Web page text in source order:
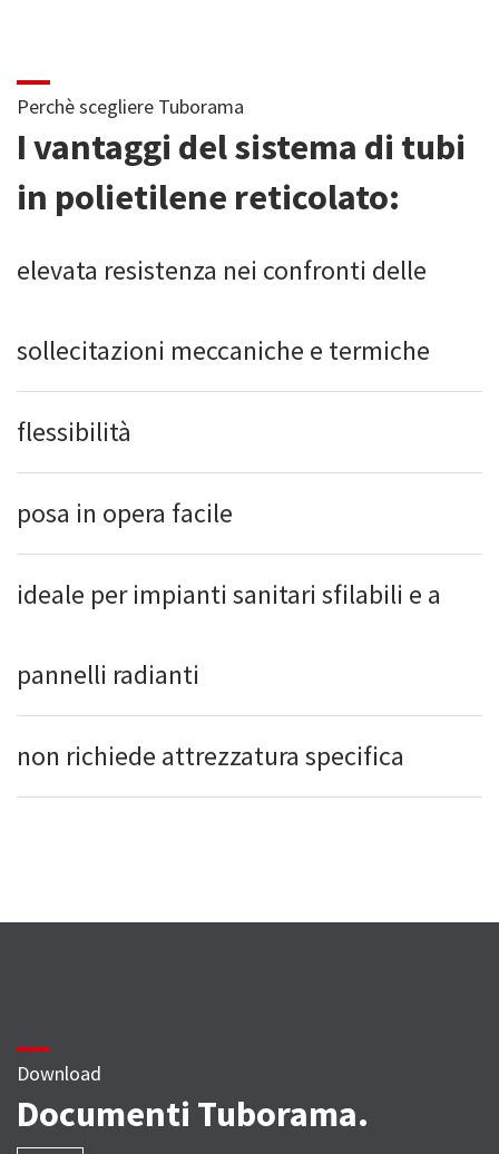
Perchè scegliere Tuborama
I vantaggi del sistema di tubi
in polietilene reticolato:
elevata resistenza nei confronti delle
sollecitazioni meccaniche e termiche
flessibilità
posa in opera facile
ideale per impianti sanitari sfilabili e a
pannelli radianti
non richiede attrezzatura specifica
Download
Documenti Tuborama.